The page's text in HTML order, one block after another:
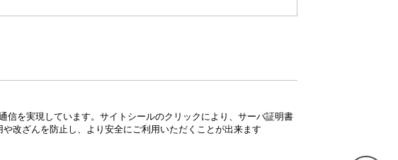
を実現しています。サイトシールのクリックにより、サーバ証明書
改ざんを防止し、より安全にご利用いただくことが出来ます